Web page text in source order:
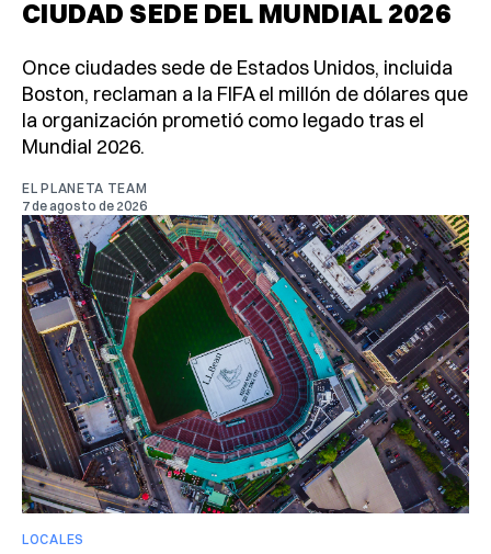
CIUDAD SEDE DEL MUNDIAL 2026
Once ciudades sede de Estados Unidos, incluida
Boston, reclaman a la FIFA el millón de dólares que
la organización prometió como legado tras el
Mundial 2026.
EL PLANETA TEAM
7 de agosto de 2026
LOCALES